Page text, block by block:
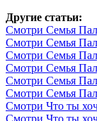
Другие статьи:
Смотри Семья
Смотри Семья
Смотри Семья
Смотри Семья
Смотри Семья
Смотри Семья
Смотри Что ты
Смотри Что ты